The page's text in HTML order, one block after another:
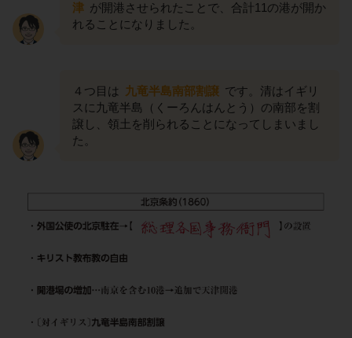
津 が開港させられたことで、合計11の港が開か
れることになりました。
４つ目は 九竜半島南部割譲 です。清はイギリ
スに九竜半島（くーろんはんとう）の南部を割
譲し、領土を削られることになってしまいまし
た。